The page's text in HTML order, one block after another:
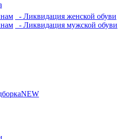
- Ликвидация женской обуви
- Ликвидация мужской обуви
NEW